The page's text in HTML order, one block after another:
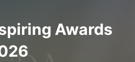
Awards